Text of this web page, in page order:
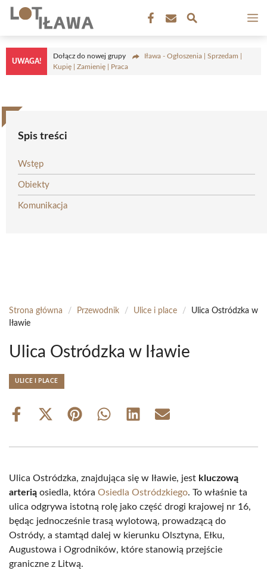
Przejdź
treści
UWAGA!
Dołącz do nowej grupy
Iława - Ogłoszenia | Sprzedam |
Kupię | Zamienię | Praca
Spis treści
Wstęp
Obiekty
Komunikacja
Strona główna / Przewodnik / Ulice i place /
Ulica Ostródzka w
Iławie
Ulica Ostródzka w Iławie
ULICE I PLACE
Share
Share
(Twitter)
Share Share Share Share
Ulica Ostródzka, znajdująca się w Iławie, jest kluczową
arterią osiedla, która Osiedla Ostródzkiego. To właśnie ta
ulica odgrywa istotną rolę jako część drogi krajowej nr 16,
będąc jednocześnie trasą wylotową, prowadzącą do
Ostródy, a stamtąd dalej w kierunku Olsztyna, Ełku,
Augustowa i Ogrodników, które stanowią przejście
graniczne z Litwą.